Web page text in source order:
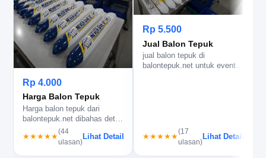
Rp 4.000
Harga Balon Tepuk
Harga balon tepuk dari
balontepuk.net dibahas detail
agar kami bisa bandingkan
b…
★★★★★
(44
ulasan)
Lihat Detail
Rp 5.500
Jual Balon Tepuk
jual balon tepuk di
balontepuk.net untuk event,
★★★★★
(17
ulasan)
Lihat Detail